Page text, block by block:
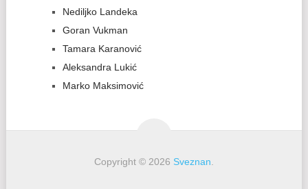
Nediljko Landeka
Goran Vukman
Tamara Karanović
Aleksandra Lukić
Marko Maksimović
Copyright © 2026 Sveznan.